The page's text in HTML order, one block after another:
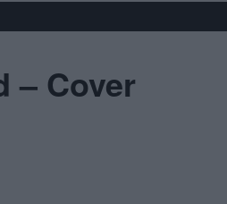
– Cover